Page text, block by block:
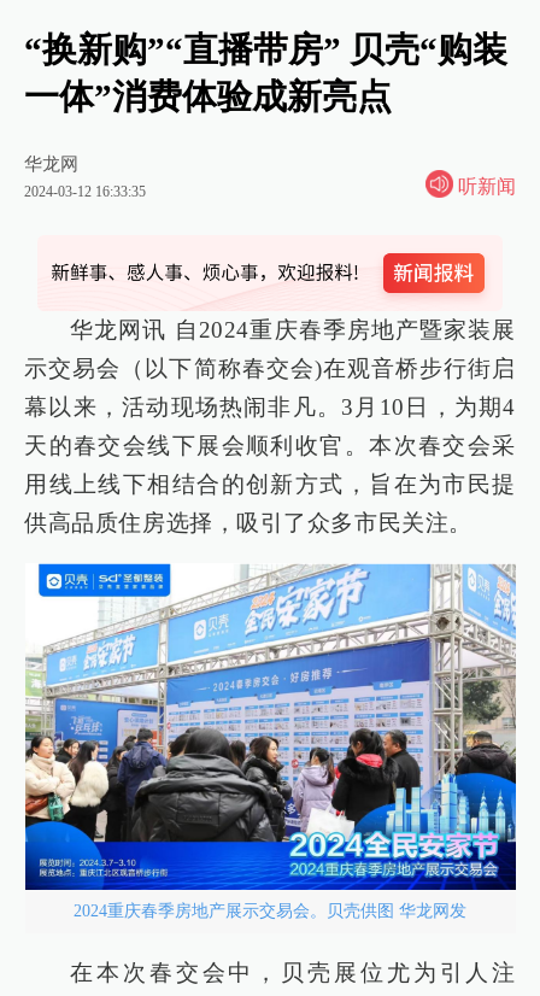
“换新购”“直播带房” 贝壳“购装
一体”消费体验成新亮点
华龙网
2024-03-12 16:33:35 听新闻
华龙网讯 自2024重庆春季房地产暨家装展
示交易会（以下简称春交会)在观音桥步行街启
幕以来，活动现场热闹非凡。3月10日，为期4
天的春交会线下展会顺利收官。本次春交会采
用线上线下相结合的创新方式，旨在为市民提
供高品质住房选择，吸引了众多市民关注。
2024重庆春季房地产展示交易会。贝壳供图 华龙网发
在本次春交会中，贝壳展位尤为引人注